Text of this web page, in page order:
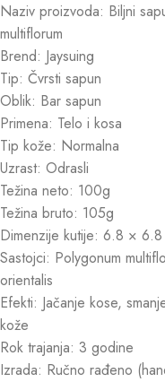
Naziv proizvoda: Biljni
multiflorum
Brend: Jaysuing
Tip: Čvrsti sapun
Oblik: Bar sapun
Primena: Telo i kosa
Tip kože: Normalna
Uzrast: Odrasli
Težina neto: 100g
Težina bruto: 105g
Dimenzije kutije: 6.8 ×
Sastojci: Polygonum
orientalis
Efekti: Jačanje kose,
kože
Rok trajanja: 3 godine
Izrada: Ručno rađeno